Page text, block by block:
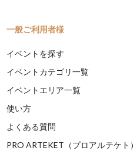
一般ご利用者様
イベントを探す
イベントカテゴリ一覧
イベントエリア一覧
使い方
よくある質問
PRO ARTEKET（プロアルテケト）